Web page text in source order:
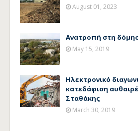
August 01, 2023
Ανατροπή στη
May 15, 2019
Ηλεκτρονικό
κατεδάφιση
Σταθάκης
March 30, 2019